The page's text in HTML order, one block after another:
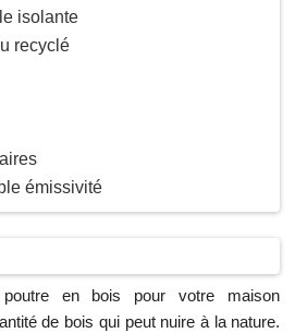
isolante
recyclé
émissivité
en bois pour votre maison
de bois qui peut nuire à la nature.